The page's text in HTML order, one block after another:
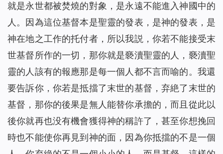
就是永世都被焚燒的對象，是永遠不能進入神國中的
人。因為這位基督本是聖靈的發表，是神的發表，是
神在地之工作的托付者，所以我説，你若不能接受末
世基督所作的一切，那你就是褻瀆聖靈的人，褻瀆聖
靈的人該有的報應那是每一個人都不言而喻的。我還
要告訴你，你若是抵擋了末世的基督，弃絶了末世的
基督，那你的後果是無人能替你承擔的，而且從此以
後你就再也没有機會獲得神的稱許了，甚至你想挽回
時也不能使你再見到神的面，因為你抵擋的不是一個